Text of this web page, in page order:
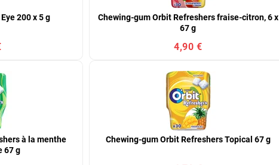
200 x 5 g
Chewing-gum Orbit Refreshers fraise-citron, 6 x
67 g
4,90 €
à la menthe
67 g
Chewing-gum Orbit Refreshers Topical 67 g